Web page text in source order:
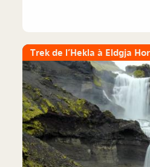
Trek de l’Hekla à Eldgja